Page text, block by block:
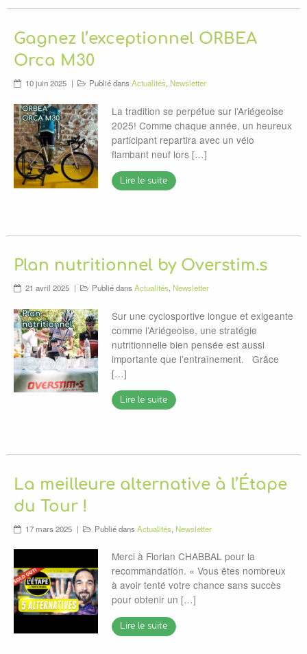
Gagnez l’exceptionnel ORBEA
Orca M30
10 juin 2025 Publié dansActualités, Newsletter
La tradition se perpétue sur l’Ariégeoise
2025! Comme chaque année, un heureux
participant repartira avec un vélo
flambant neuf lors […]
Lire le suite
Plan nutritionnel by Overstim.s
21 avril 2025 Publié dansActualités, Newsletter
Sur une cyclosportive longue et exigeante
comme l’Ariégeoise, une stratégie
nutritionnelle bien pensée est aussi
importante que l’entraînement. Grâce
[…]
Lire le suite
La meilleure alternative à l’Étape
du Tour !
17 mars 2025 Publié dansActualités, Newsletter
Merci à Florian CHABBAL pour la
recommandation. « Vous êtes nombreux
à avoir tenté votre chance sans succès
pour obtenir un […]
Lire le suite